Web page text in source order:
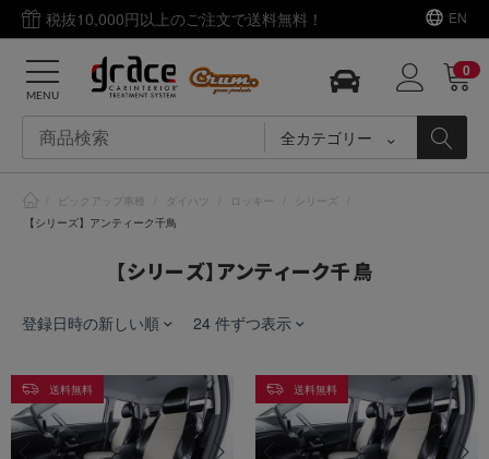
税抜10,000円以上のご注文で送料無料！ EN
全カテゴリー
0
MENU
ピックアップ車種 ダイハツ ロッキー シリーズ
【シリーズ】アンティーク千鳥
【シリーズ】アンティーク千鳥
登録日時の新しい順 24 件ずつ表示
送料無料 送料無料